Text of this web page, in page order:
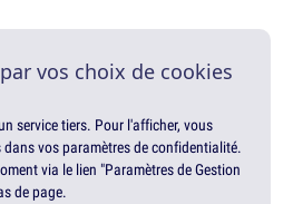
vos choix de cookies
service tiers. Pour l'afficher, vous
dans vos paramètres de confidentialité.
via le lien "Paramètres de Gestion
de page.